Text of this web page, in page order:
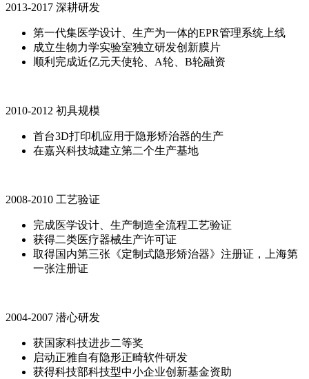
2013-2017 深耕研发
第一代集医学设计、生产为一体的EPR管理系统上线
成立生物力学实验室独立研发创新膜片
顺利完成近亿元天使轮、A轮、B轮融资
2010-2012 初具规模
首台3D打印机应用于隐形矫治器的生产
在嘉兴科技城建立第二个生产基地
2008-2010 工艺验证
完成医学设计、生产制造全流程工艺验证
获得二类医疗器械生产许可证
取得国内第三张《定制式隐形矫治器》注册证，上海第
一张注册证
2004-2007 潜心研发
获国家科技进步二等奖
启动正雅自有隐形正畸软件研发
获得科技部科技型中小企业创新基金资助